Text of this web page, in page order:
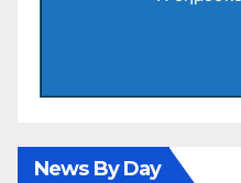
News By Day